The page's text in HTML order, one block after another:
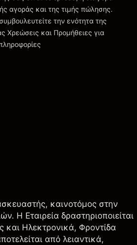
και Τέλη
αγοράς και της τιμής πώλησης.
την ενότητα της
Χρεώσεις και Προμήθειες για
καινοτόμος στην
Η Εταιρεία δραστηριοποιείται
Ηλεκτρονικά, Φροντίδα
από λειαντικά,